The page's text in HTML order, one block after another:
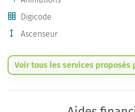
Digicode
Ascenseur
Voir tous les services proposés